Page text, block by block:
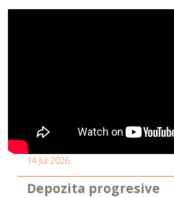
14 Jul 2026
Depozita progresive